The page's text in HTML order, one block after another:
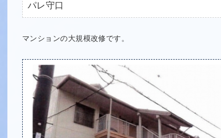
パレ守口
マンションの大規模改修です。